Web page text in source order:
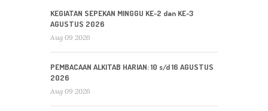
KEGIATAN SEPEKAN MINGGU KE-2 dan KE-3
AGUSTUS 2026
Aug 09 2026
PEMBACAAN ALKITAB HARIAN: 10 s/d 16 AGUSTUS
2026
Aug 09 2026